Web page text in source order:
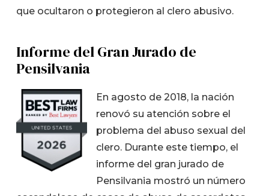
que ocultaron o protegieron al clero abusivo.
Informe del Gran Jurado de
Pensilvania
En agosto de 2018, la nación
renovó su atención sobre el
problema del abuso sexual del
clero. Durante este tiempo, el
informe del gran jurado de
Pensilvania mostró un número